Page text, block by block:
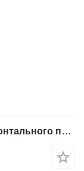
Двигатель Cummins QSB 6.7 для фронтального погрузчика Hitachi ZW180